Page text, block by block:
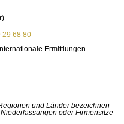
29 68 80
Ermittlungen.
und Länder bezeichnen
oder Firmensitze